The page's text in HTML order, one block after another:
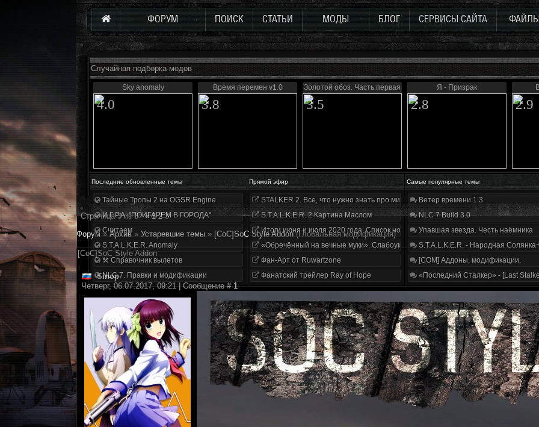
ФОРУМ ПОИСК СТАТЬИ МОДЫ БЛОГ СЕРВИСЫ САЙТА
Случайная подборка модов
Sky anomaly
4.0
Время перемен v1.0
3.8
Золотой обоз. Часть первая
3.5
Я - Призрак
2.8 2.9
Последние обновленные темы Прямой эфир Самые популярные темы
Тайные Тропы 2 на OGSR Engine
И.Г.Р.А. "ПОИГАРЕМ В ГОРОДА"
Считаем
S.T.A.L.K.E.R. Anomaly
⚒ Справочник вылетов
NLC 7. Правки и модификации
STALKER 2. Все, что нужно знать про мир, геймплей и сюжет | Разбор трейлера
S.T.A.L.K.E.R. 2 Картина Маслом
Итоги июня и июля 2020 года. Список нововведений
«Обречённый на вечные муки». Слабоумие и отвага
Фан-Арт от Ruwartzone
Фанатский трейлер Ray of Hope
Ветер времени 1.3
NLC 7 Build 3.0
Упавшая звезда. Честь наёмника
S.T.A.L.K.E.R. - Народная
[COM] Аддоны, модификации.
«Последний Сталкер» - [Last
Страница3из3 « 1 2 3
Форум » Архив » Устаревшие темы » [CoC]SoC Style Addon (Глобальная модификация)
[CoC]SoC Style Addon
Sinop
Четверг, 06.07.2017, 09:21 | Сообщение #1